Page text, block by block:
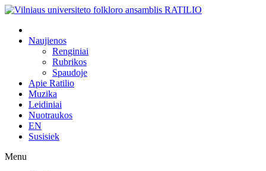
Naujienos
Renginiai
Rubrikos
Spaudoje
Apie Ratilio
Muzika
Leidiniai
Nuotraukos
EN
Susisiek
Menu